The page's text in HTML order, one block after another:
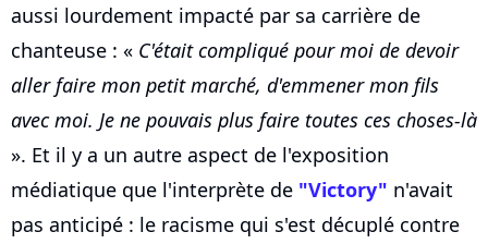
aussi lourdement impacté par sa carrière de
chanteuse : « C'était compliqué pour moi de devoir
aller faire mon petit marché, d'emmener mon fils
avec moi. Je ne pouvais plus faire toutes ces choses-là
». Et il y a un autre aspect de l'exposition
médiatique que l'interprète de "Victory" n'avait
pas anticipé : le racisme qui s'est décuplé contre